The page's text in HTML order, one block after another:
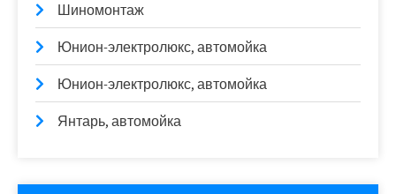
Шиномонтаж
Юнион-электролюкс, автомойка
Юнион-электролюкс, автомойка
Янтарь, автомойка